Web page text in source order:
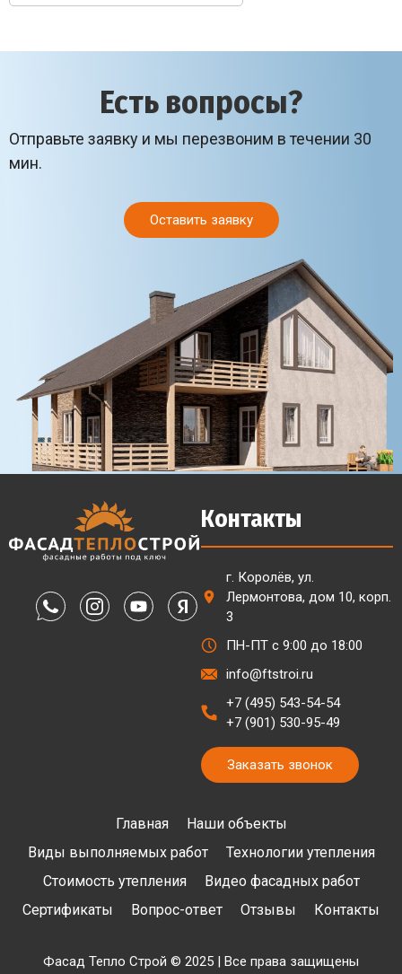
Есть вопросы?
Отправьте заявку и мы перезвоним в течении 30
мин.
Оставить заявку
Главная
Наши объекты
Виды выполняемых работ
Технологии утепления
Стоимость утепления
Видео фасадных работ
Сертификаты
Вопрос-ответ Отзывы Контакты
Контакты
г. Королёв, ул.
Лермонтова, дом 10, корп.
3
ПН-ПТ с 9:00 до 18:00
info@ftstroi.ru
+7 (495) 543-54-54
+7 (901) 530-95-49
Заказать звонок
Фасад Тепло Строй © 2025 | Все права защищены